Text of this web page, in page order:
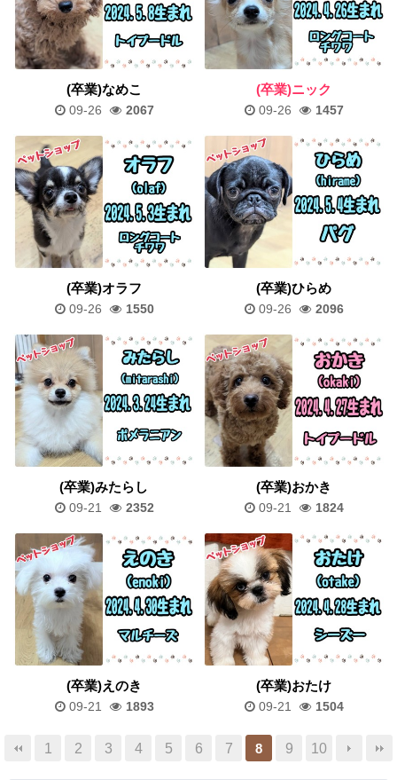
(卒業)なめこ
09-26 2067
(卒業)ニック
09-26 1457
(卒業)オラフ
09-26 1550
(卒業)ひらめ
09-26 2096
(卒業)みたらし
09-21 2352
(卒業)おかき
09-21 1824
(卒業)えのき
09-21 1893
(卒業)おたけ
09-21 1504
1 2 3 4 5 6 7 8 9 10